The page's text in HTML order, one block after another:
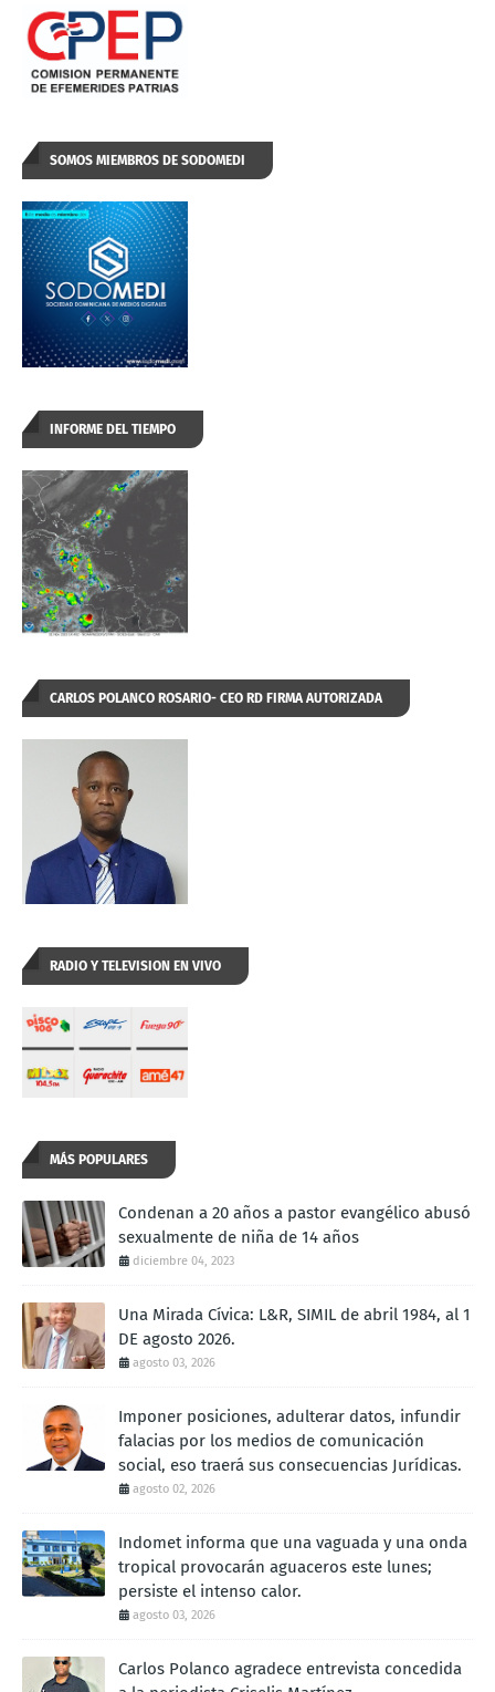
SOMOS MIEMBROS DE SODOMEDI
INFORME DEL TIEMPO
CARLOS POLANCO ROSARIO- CEO RD FIRMA AUTORIZADA
RADIO Y TELEVISION EN VIVO
MÁS POPULARES
Condenan a 20 años a pastor evangélico abusó
sexualmente de niña de 14 años
diciembre 04, 2023
Una Mirada Cívica: L&R, SIMIL de abril 1984, al 1
DE agosto 2026.
agosto 03, 2026
Imponer posiciones, adulterar datos, infundir
falacias por los medios de comunicación
social, eso traerá sus consecuencias Jurídicas.
agosto 02, 2026
Indomet informa que una vaguada y una onda
tropical provocarán aguaceros este lunes;
persiste el intenso calor.
agosto 03, 2026
Carlos Polanco agradece entrevista concedida